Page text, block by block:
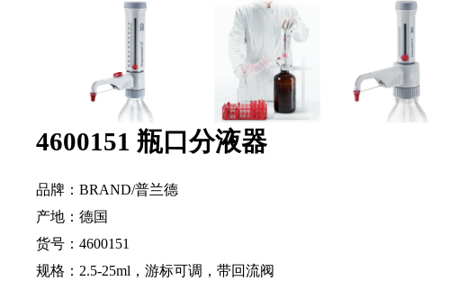
4600151 瓶口分液器
品牌：BRAND/普兰德
产地：德国
货号：4600151
规格：2.5-25ml，游标可调，带回流阀